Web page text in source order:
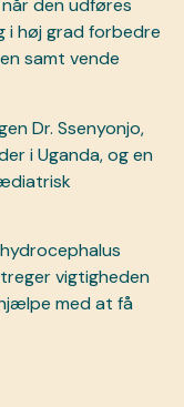
den udføres
i høj grad forbedre
samt vende
Dr. Ssenyonjo,
i Uganda, og en
vigtigheden
med at få